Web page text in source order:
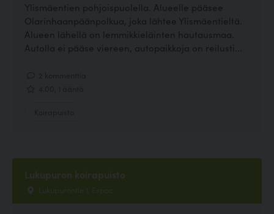
Ylismäentien pohjoispuolella. Alueelle pääsee
Olarinhaanpäänpolkua, joka lähtee Ylismäentieltä.
Alueen lähellä on lemmikkieläinten hautausmaa.
Autolla ei pääse viereen, autopaikkoja on reilusti...
Lukupuron koirapuisto
Lukupurontie 1, Espoo